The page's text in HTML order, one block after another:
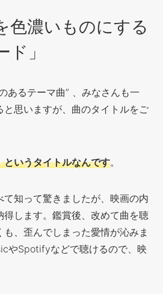
色濃いものにする
ド」
あるテーマ曲” 、みなさんも一
と思いますが、曲のタイトルをご
というタイトルなんです。
知って驚きましたが、映画の内
得します。鑑賞後、改めて曲を聴
、歪んでしまった愛情が沁みま
やSpotifyなどで聴けるので、映